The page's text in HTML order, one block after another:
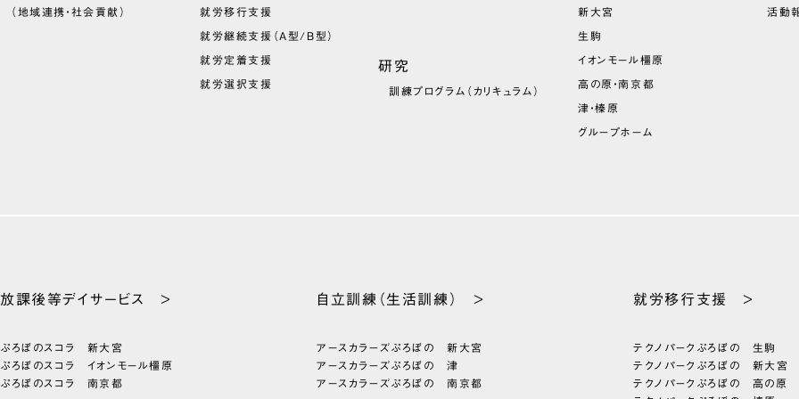
（地域連携・社会貢献） 就労移行支援
就労継続支援（A型/B型）
就労定着支援
就労選択支援
研究
訓練プログラム （カリキュラム）
新大宮
生駒
イオンモール橿原
高の原・南京都
津・榛原
グループホーム
活動報
放課後等デイサービス >
ぷろぼのスコラ 新大宮
ぷろぼのスコラ イオンモール橿原
ぷろぼのスコラ 南京都
自立訓練 （生活訓練） >
アースカラーズぷろぼの 新大宮
アースカラーズぷろぼの 津
アースカラーズぷろぼの 南京都
就労移行支援 >
テクノパーク ぷろぼの 生駒
テクノパーク ぷろぼの 新大宮
テクノパーク ぷろぼの 高の原